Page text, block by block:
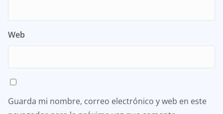
Web
Guarda mi nombre, correo electrónico y web en este